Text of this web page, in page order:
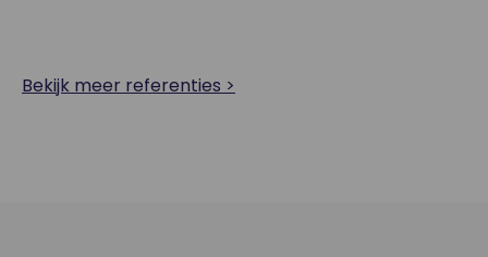
Bekijk meer referenties >